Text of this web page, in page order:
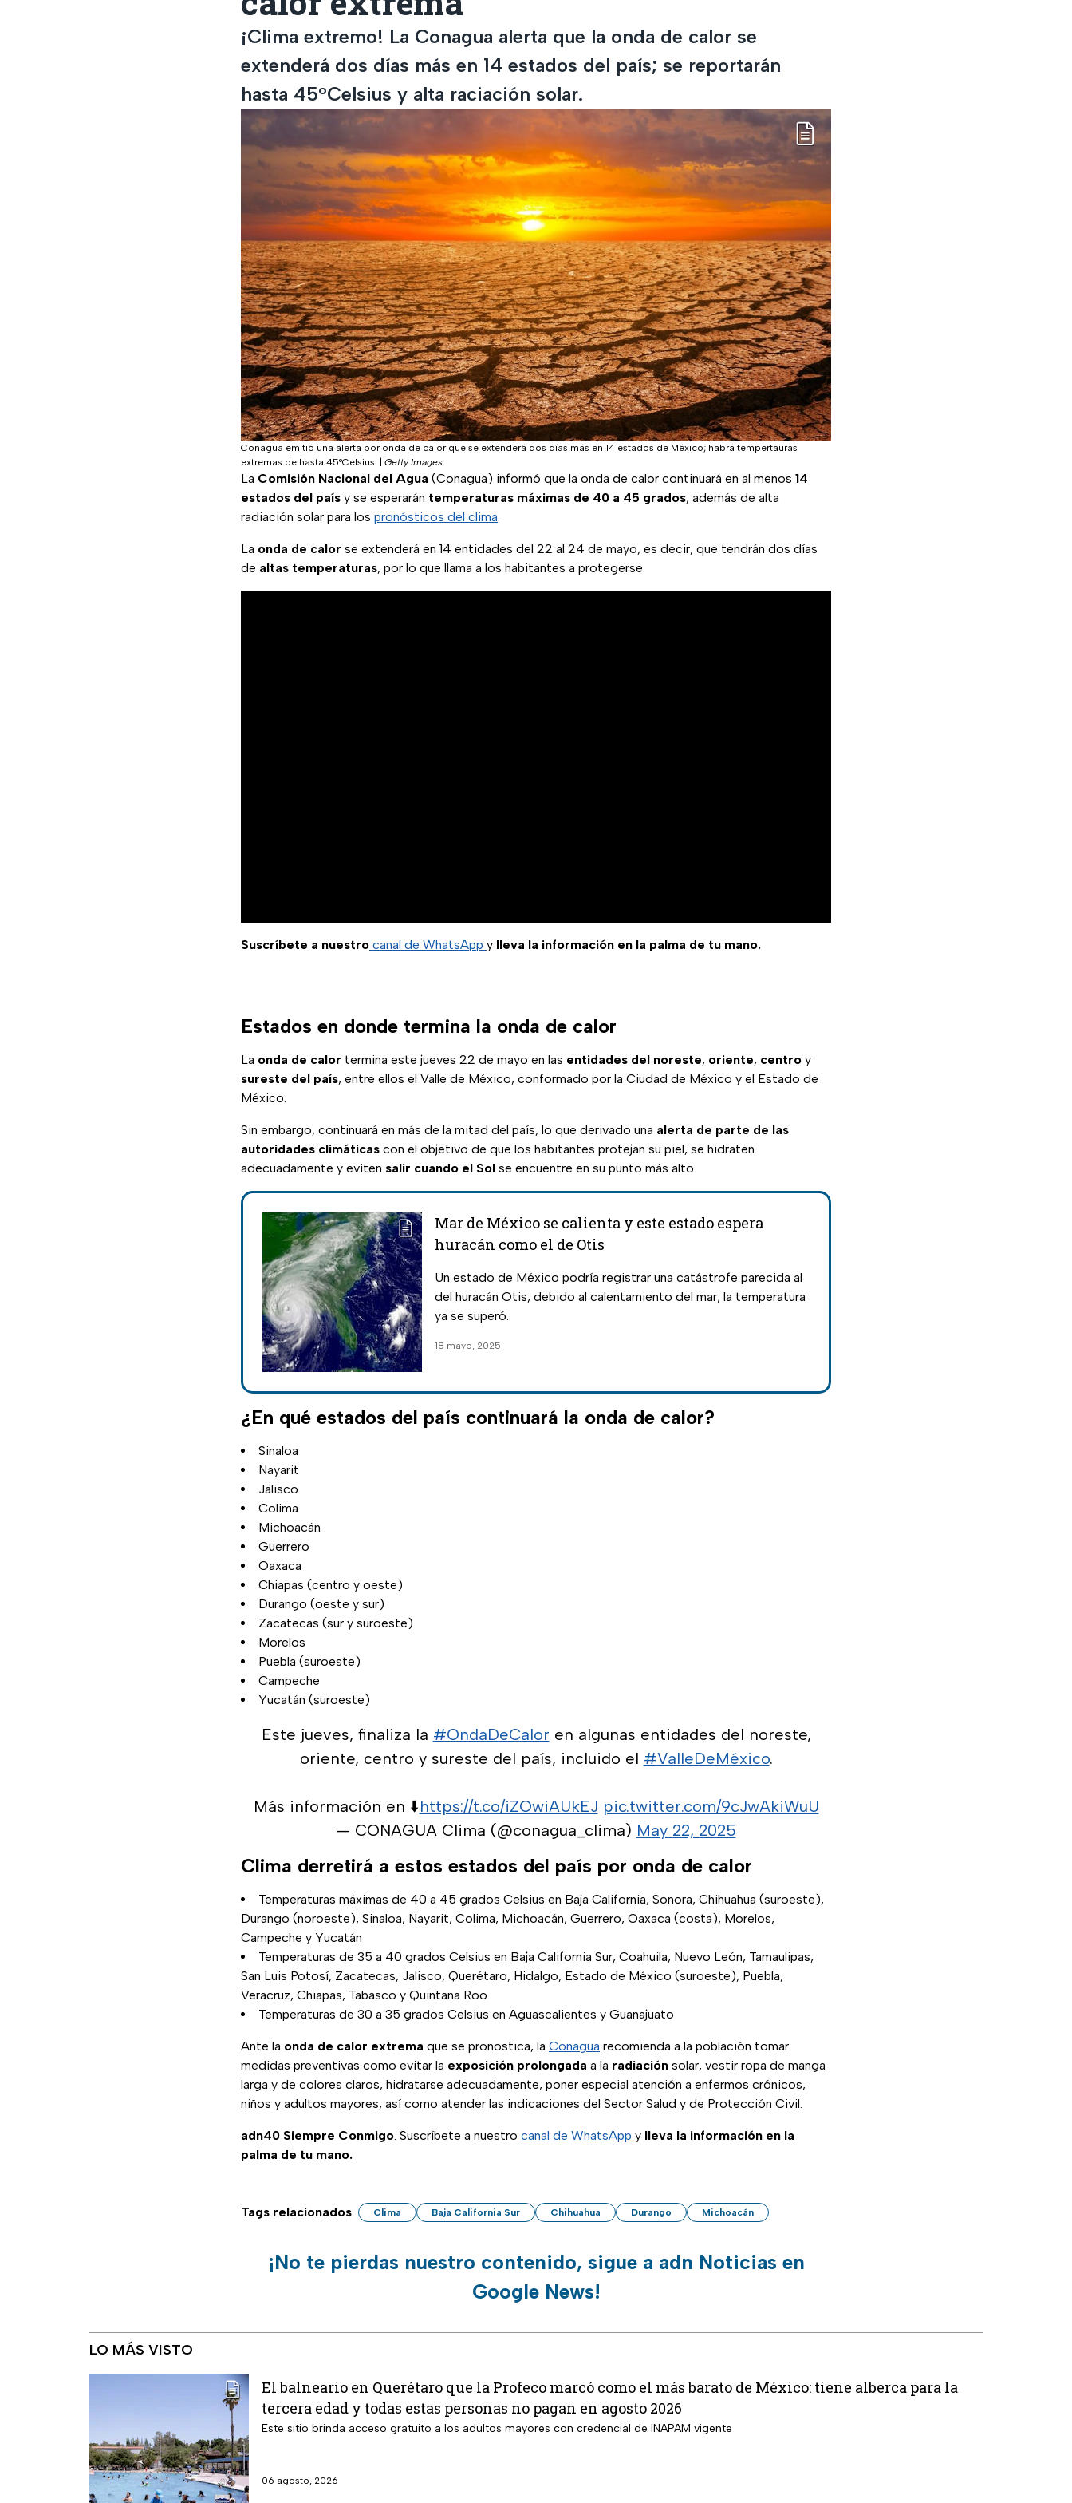
¡Clima extremo! La Conagua alerta que la onda de calor se
extenderá dos días más en 14 estados del país; se reportarán
hasta 45°Celsius y alta raciación solar.
Conagua emitió una alerta por onda de calor que se extenderá dos días más en 14 estados de México; habrá tempertauras
extremas de hasta 45°Celsius.
Getty Images
La Comisión Nacional del Agua (Conagua) informó que la onda de calor continuará en al menos 14
estados del país y se esperarán temperaturas máximas de 40 a 45 grados, además de alta
radiación solar para los pronósticos del clima.
La onda de calor se extenderá en 14 entidades del 22 al 24 de mayo, es decir, que tendrán dos días
de altas temperaturas, por lo que llama a los habitantes a protegerse.
Suscríbete a nuestro canal de WhatsApp y lleva la información en la palma de tu mano.
Estados en donde termina la onda de calor
La onda de calor termina este jueves 22 de mayo en las entidades del noreste, oriente, centro y
sureste del país, entre ellos el Valle de México, conformado por la Ciudad de México y el Estado de
México.
Sin embargo, continuará en más de la mitad del país, lo que derivado una alerta de parte de las
autoridades climáticas con el objetivo de que los habitantes protejan su piel, se hidraten
adecuadamente y eviten salir cuando el Sol se encuentre en su punto más alto.
Mar de México se calienta y este estado espera
huracán como el de Otis
Un estado de México podría registrar una catástrofe parecida al
del huracán Otis, debido al calentamiento del mar; la temperatura
ya se superó.
18 mayo, 2025
¿En qué estados del país continuará la onda de calor?
Sinaloa
Nayarit
Jalisco
Colima
Michoacán
Guerrero
Oaxaca
Chiapas (centro y oeste)
Durango (oeste y sur)
Zacatecas (sur y suroeste)
Morelos
Puebla (suroeste)
Campeche
Yucatán (suroeste)
Este jueves, finaliza la #OndaDeCalor en algunas entidades del noreste,
oriente, centro y sureste del país, incluido el #ValleDeMéxico.
Más información en ⬇️https://t.co/iZOwiAUkEJ pic.twitter.com/9cJwAkiWuU
— CONAGUA Clima (@conagua_clima) May 22, 2025
Clima derretirá a estos estados del país por onda de calor
Temperaturas máximas de 40 a 45 grados Celsius en Baja California, Sonora, Chihuahua (suroeste),
Durango (noroeste), Sinaloa, Nayarit, Colima, Michoacán, Guerrero, Oaxaca (costa), Morelos,
Campeche y Yucatán
Temperaturas de 35 a 40 grados Celsius en Baja California Sur, Coahuila, Nuevo León, Tamaulipas,
San Luis Potosí, Zacatecas, Jalisco, Querétaro, Hidalgo, Estado de México (suroeste), Puebla,
Veracruz, Chiapas, Tabasco y Quintana Roo
Temperaturas de 30 a 35 grados Celsius en Aguascalientes y Guanajuato
Ante la onda de calor extrema que se pronostica, la Conagua recomienda a la población tomar
medidas preventivas como evitar la exposición prolongada a la radiación solar, vestir ropa de manga
larga y de colores claros, hidratarse adecuadamente, poner especial atención a enfermos crónicos,
niños y adultos mayores, así como atender las indicaciones del Sector Salud y de Protección Civil.
adn40 Siempre Conmigo. Suscríbete a nuestro canal de WhatsApp y lleva la información en la
palma de tu mano.
Tags relacionados Clima Baja California Sur Chihuahua Durango Michoacán
¡No te pierdas nuestro contenido, sigue a adn Noticias en
Google News!
LO MÁS VISTO
El balneario en Querétaro que la Profeco marcó como el más barato de México: tiene alberca para la
tercera edad y todas estas personas no pagan en agosto 2026
Este sitio brinda acceso gratuito a los adultos mayores con credencial de INAPAM vigente
06 agosto, 2026